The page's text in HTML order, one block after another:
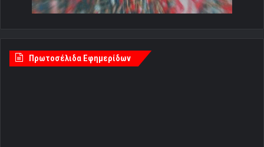
Πρωτοσέλιδα Εφημερίδων